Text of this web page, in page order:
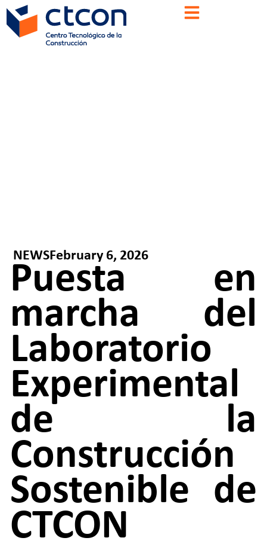
NEWSFebruary 6, 2026
Puesta en
marcha del
Laboratorio
Experimental
de la
Construcción
Sostenible de
CTCON